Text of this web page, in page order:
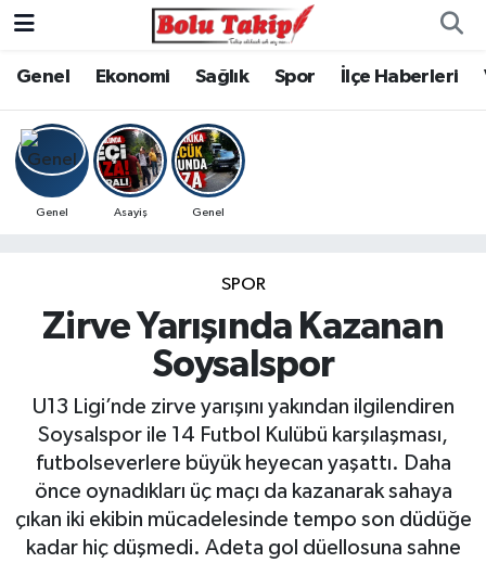
Genel Ekonomi Sağlık Spor İlçe Haberleri
Genel Asayiş Genel
SPOR
Zirve Yarışında Kazanan
Soysalspor
U13 Ligi’nde zirve yarışını yakından ilgilendiren
Soysalspor ile 14 Futbol Kulübü karşılaşması,
futbolseverlere büyük heyecan yaşattı. Daha
önce oynadıkları üç maçı da kazanarak sahaya
çıkan iki ekibin mücadelesinde tempo son düdüğe
kadar hiç düşmedi. Adeta gol düellosuna sahne